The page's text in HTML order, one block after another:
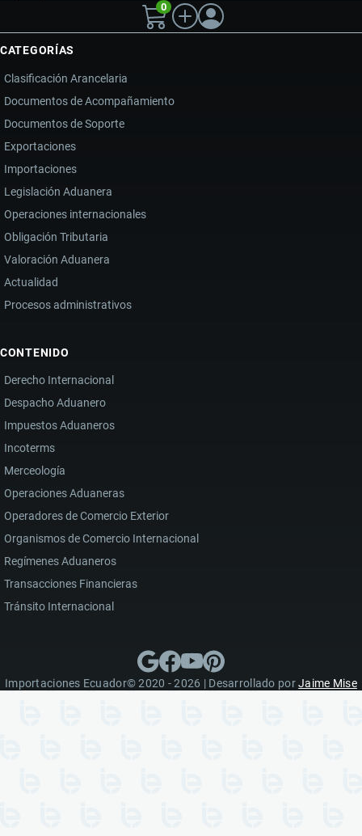
0
CATEGORÍAS
Clasificación Arancelaria
Documentos de Acompañamiento
Documentos de Soporte
Exportaciones
Importaciones
Legislación Aduanera
Operaciones internacionales
Obligación Tributaria
Valoración Aduanera
Actualidad
Procesos administrativos
CONTENIDO
Derecho Internacional
Despacho Aduanero
Impuestos Aduaneros
Incoterms
Merceología
Operaciones Aduaneras
Operadores de Comercio Exterior
Organismos de Comercio Internacional
Regímenes Aduaneros
Transacciones Financieras
Tránsito Internacional
Importaciones Ecuador© 2020 - 2026 | Desarrollado porJaime Mise